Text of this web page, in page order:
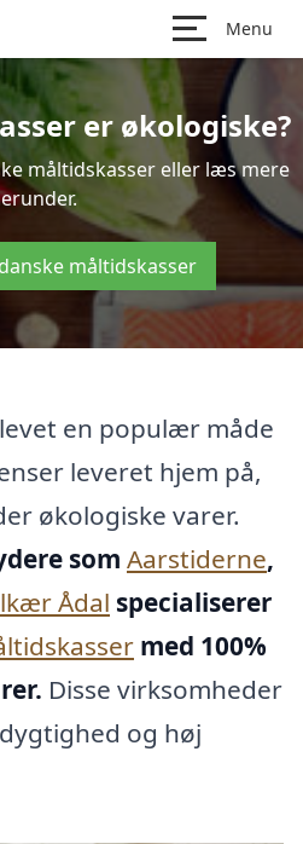
Menu
er økologiske?
måltidskasser eller læs mere
måltidskasser
en populær måde
leveret hjem på,
økologiske varer.
som Aarstiderne,
Ådal specialiserer
med 100%
Disse virksomheder
og høj